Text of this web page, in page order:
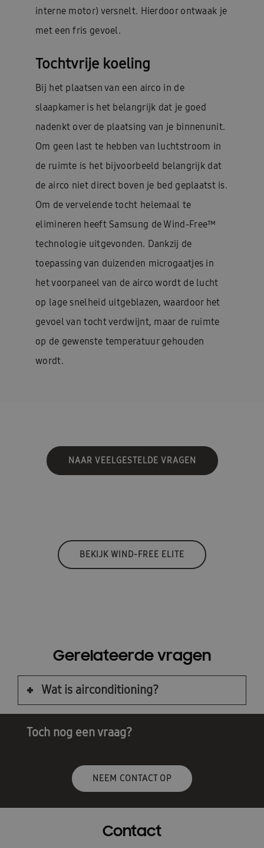
interne motor) versnelt. Hierdoor ontwaak je
met een fris gevoel.
Tochtvrije koeling
Bij het plaatsen van een airco in de
slaapkamer is het belangrijk dat je goed
nadenkt over de plaatsing van je binnenunit.
Om geen last te hebben van luchtstroom in
de ruimte is het bijvoorbeeld belangrijk dat
de airco niet direct boven je bed geplaatst is.
Om de vervelende tocht helemaal te
elimineren heeft Samsung de Wind-Free™
technologie uitgevonden. Dankzij de
toepassing van duizenden microgaatjes in
het voorpaneel van de airco wordt de lucht
op lage snelheid uitgeblazen, waardoor het
gevoel van tocht verdwijnt, maar de ruimte
op de gewenste temperatuur gehouden
wordt.
NAAR VEELGESTELDE VRAGEN
BEKIJK WIND-FREE ELITE
Gerelateerde vragen
Wat is airconditioning?
Toch nog een vraag?
NEEM CONTACT OP
Contact